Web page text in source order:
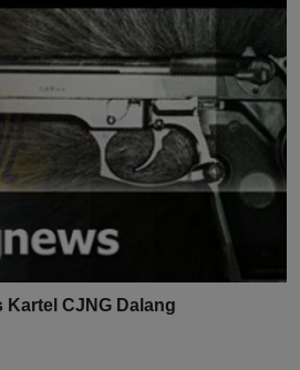
Kartel CJNG Dalang